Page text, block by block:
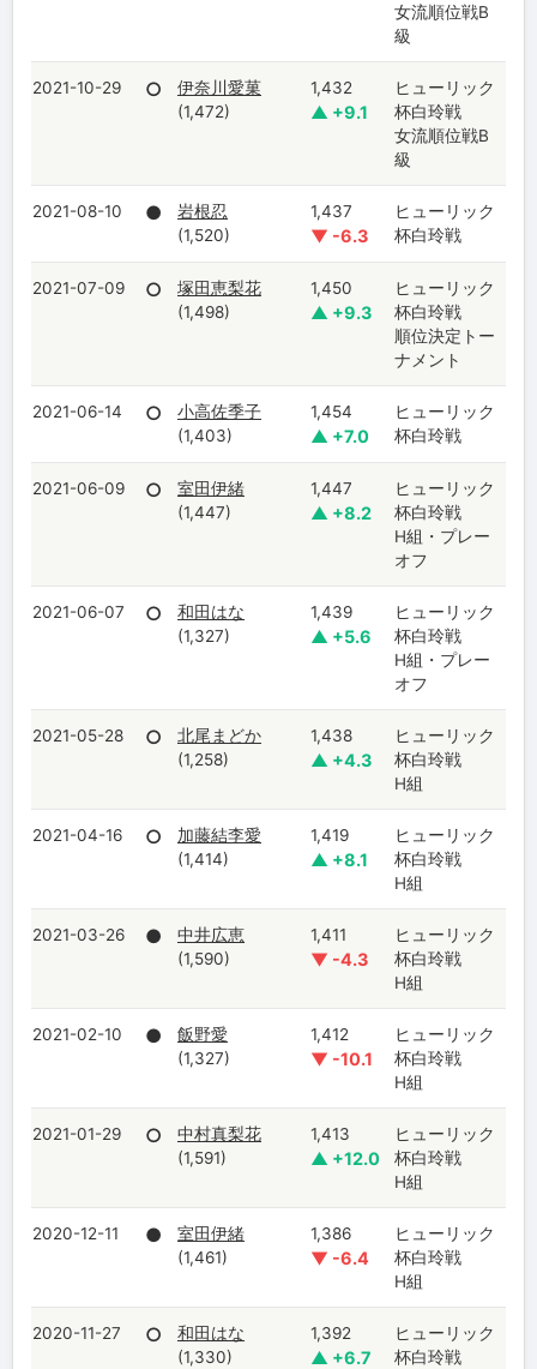
女流順位戦B
級
2021-10-29 ○
伊奈川愛菓
(1,472)
1,432
▲ +9.1
ヒューリック
杯白玲戦
女流順位戦B
級
2021-08-10 ●
岩根忍
(1,520)
1,437
▼ -6.3
ヒューリック
杯白玲戦
2021-07-09 ○
塚田恵梨花
(1,498)
1,450
▲ +9.3
ヒューリック
杯白玲戦
順位決定トー
ナメント
2021-06-14 ○
小高佐季子
(1,403)
1,454
▲ +7.0
ヒューリック
杯白玲戦
2021-06-09 ○
室田伊緒
(1,447)
1,447
▲ +8.2
ヒューリック
杯白玲戦
H組・プレー
オフ
2021-06-07 ○
和田はな
(1,327)
1,439
▲ +5.6
ヒューリック
杯白玲戦
H組・プレー
オフ
2021-05-28 ○
北尾まどか
(1,258)
1,438
▲ +4.3
ヒューリック
杯白玲戦
H組
2021-04-16 ○
加藤結李愛
(1,414)
1,419
▲ +8.1
ヒューリック
杯白玲戦
H組
2021-03-26 ●
中井広恵
(1,590)
1,411
▼ -4.3
ヒューリック
杯白玲戦
H組
2021-02-10 ●
飯野愛
(1,327)
1,412
▼ -10.1
ヒューリック
杯白玲戦
H組
2021-01-29 ○
中村真梨花
(1,591)
1,413
▲ +12.0
ヒューリック
杯白玲戦
H組
2020-12-11 ●
室田伊緒
(1,461)
1,386
▼ -6.4
ヒューリック
杯白玲戦
H組
2020-11-27 ○
和田はな
(1,330)
1,392
▲ +6.7
ヒューリック
杯白玲戦